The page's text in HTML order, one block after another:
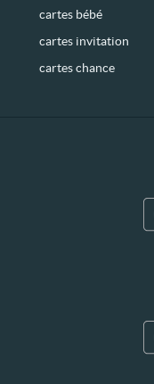
cartes bébé
cartes invitation
cartes chance